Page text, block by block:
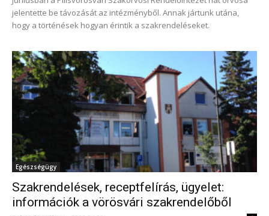
jelentette be távozását az intézményből. Annak jártunk utána,
hogy a történések hogyan érintik a szakrendeléseket.
Egészségügy
Szakrendelések, receptfelírás, ügyelet:
információk a vörösvári szakrendelőből